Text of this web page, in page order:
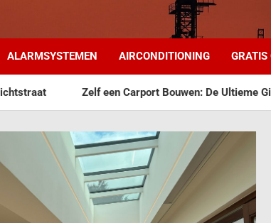
ALARMSYSTEMEN AIRCONDITIONING GRATIS
Zelf een Carport Bouwen: De Ultieme Gids voor een